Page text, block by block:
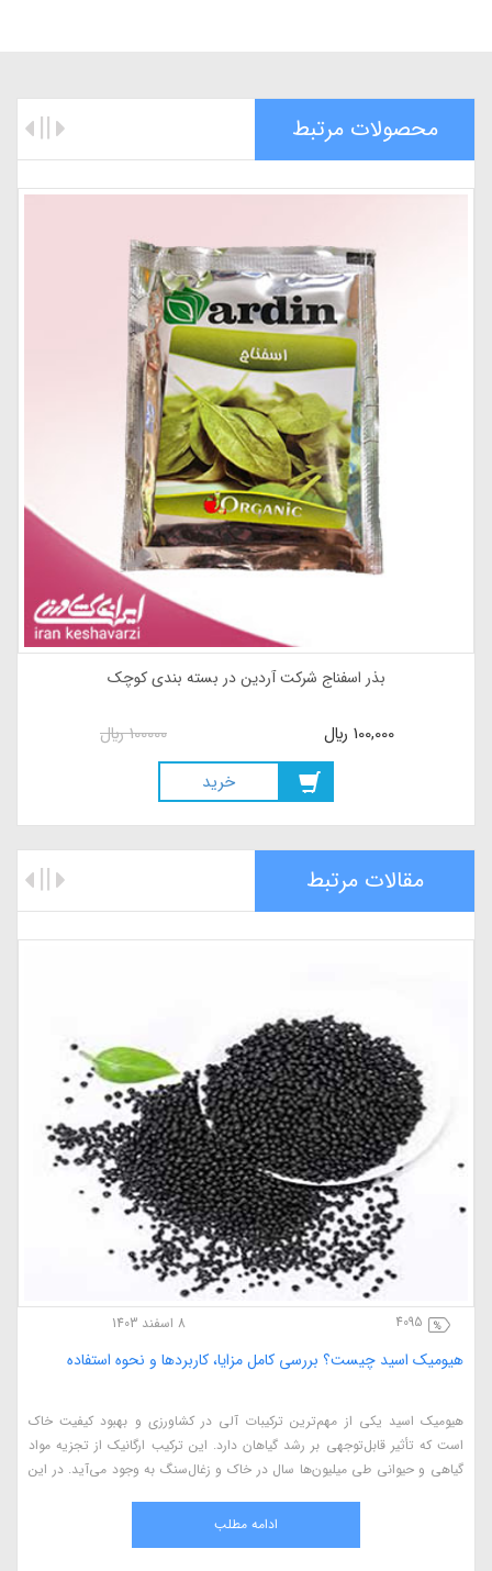
محصولات مرتبط
بذر چغندر برگ شرکت آردین در بسته بندی کوچک
600000ريال 600,000ريال
خريد
مقالات مرتبط
2241
نوین کشاورزی برای افزایش بهره‌وری در سال ۲۰۲۵
چه در زمان میگذرانیم علم کشاورزی به مانند تمامی علوم دیگر هر روز در حال
و ترقی است، ما نیز ناچار هستیم که این علم را هر روز به روزرسانی کنیم
در دنیای کشاورزی بتوانیم پیشرفت کنیم . امروزه دقدقه ی کارشناسان کشاورزی
ادامه مطلب